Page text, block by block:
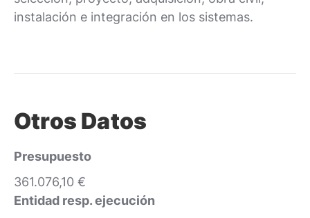
instalación e integración en los sistemas.
Otros Datos
Presupuesto
361.076,10 €
Entidad resp. ejecución